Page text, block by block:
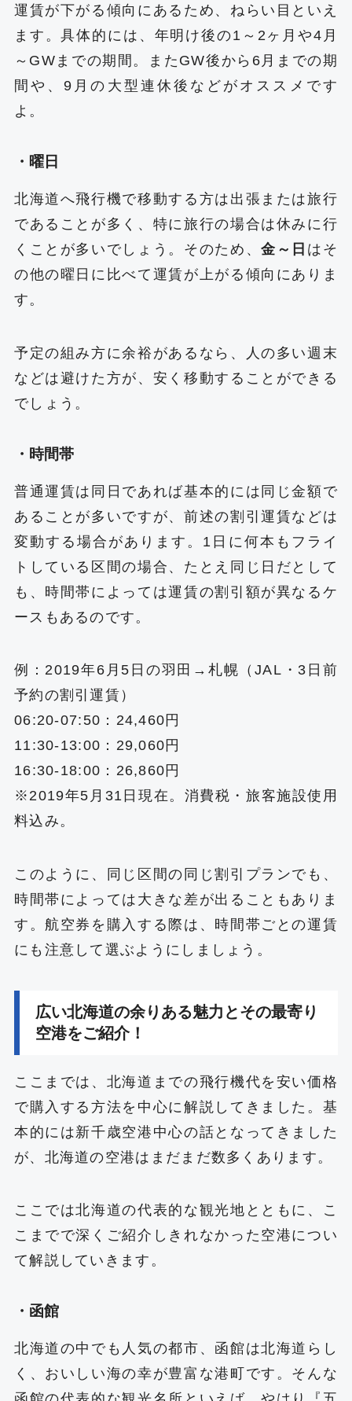
運賃が下がる傾向にあるため、ねらい目といえ
ます。具体的には、年明け後の1～2ヶ月や4月
～GWまでの期間。またGW後から6月までの期
間や、9月の大型連休後などがオススメです
よ。
・曜日
北海道へ飛行機で移動する方は出張または旅行
であることが多く、特に旅行の場合は休みに行
くことが多いでしょう。そのため、金～日 はそ
の他の曜日に比べて運賃が上がる傾向にありま
す。
予定の組み方に余裕があるなら、人の多い週末
などは避けた方が、安く移動することができる
でしょう。
・時間帯
普通運賃は同日であれば基本的には同じ金額で
あることが多いですが、前述の割引運賃などは
変動する場合があります。1日に何本もフライ
トしている区間の場合、たとえ同じ日だとして
も、時間帯によっては運賃の割引額が異なるケ
ースもあるのです。
例：2019年6月5日の羽田→札幌（JAL・3日前
予約の割引運賃）
06:20-07:50：24,460円
11:30-13:00：29,060円
16:30-18:00：26,860円
※2019年5月31日現在。消費税・旅客施設使用
料込み。
このように、同じ区間の同じ割引プランでも、
時間帯によっては大きな差が出ることもありま
す。航空券を購入する際は、時間帯ごとの運賃
にも注意して選ぶようにしましょう。
広い北海道の余りある魅力とその最寄り
空港をご紹介！
ここまでは、北海道までの飛行機代を安い価格
で購入する方法を中心に解説してきました。基
本的には新千歳空港中心の話となってきました
が、北海道の空港はまだまだ数多くあります。
ここでは北海道の代表的な観光地とともに、こ
こまでで深くご紹介しきれなかった空港につい
て解説していきます。
・函館
北海道の中でも人気の都市、函館は北海道らし
く、おいしい海の幸が豊富な港町です。そんな